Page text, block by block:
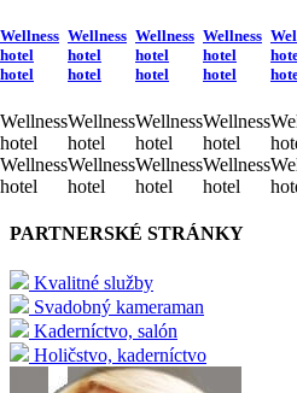
Wellness
hotel
hotel
Wellness
hotel
Wellness
hotel
Wellness
hotel
hotel
Wellness
hotel
Wellness
hotel
Wellness
hotel
hotel
Wellness
hotel
Wellness
hotel
Wellness
hotel
hotel
Wellness
hotel
Wellness
hotel
PARTNERSKÉ STRÁNKY
Kvalitné služby
Svadobný kameraman
Kaderníctvo, salón
Holičstvo, kaderníctvo